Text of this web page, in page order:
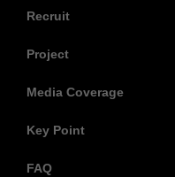
Recruit
Project
Media Coverage
Key Point
FAQ